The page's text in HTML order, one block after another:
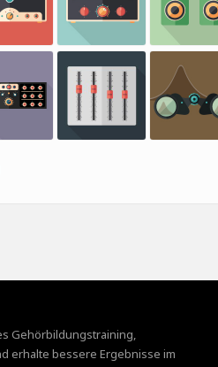
Gehörbildungstraining,
erhalte bessere Ergebnisse im